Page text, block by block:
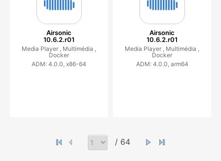
Airsonic
10.6.2.r01
Media Player , Multimédia ,
Docker
ADM: 4.0.0, x86-64
Airsonic
10.6.2.r01
Media Player , Multimédia ,
Docker
ADM: 4.0.0, arm64
/ 64